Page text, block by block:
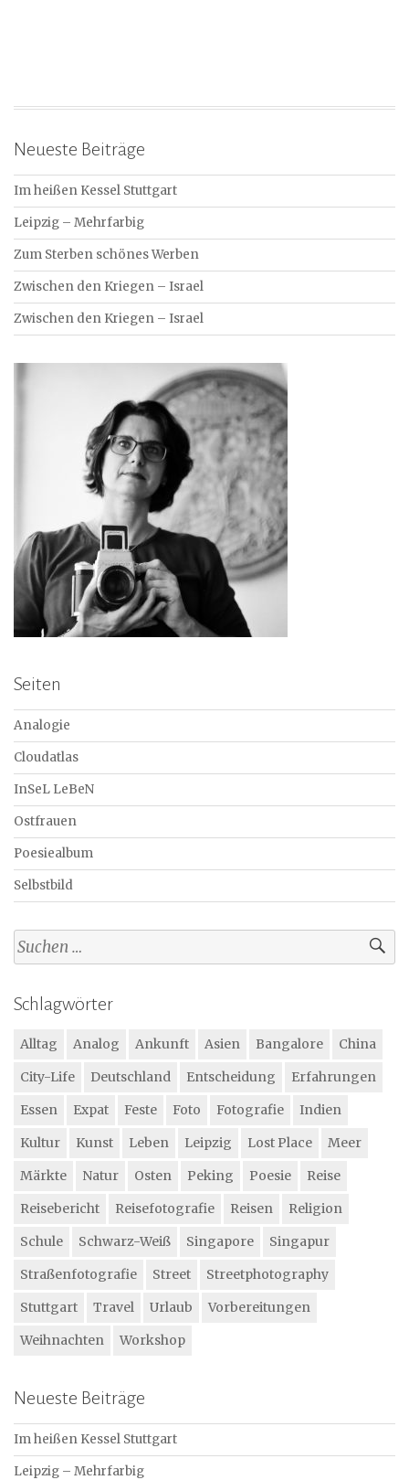
Neueste Beiträge
Im heißen Kessel Stuttgart
Leipzig – Mehrfarbig
Zum Sterben schönes Werben
Zwischen den Kriegen – Israel
Zwischen den Kriegen – Israel
Seiten
Analogie
Cloudatlas
InSeL LeBeN
Ostfrauen
Poesiealbum
Selbstbild
Suchen
nach:
Schlagwörter
Alltag Analog Ankunft Asien Bangalore
China
City-Life
Deutschland Entscheidung
Erfahrungen
Essen
Expat Feste Foto Fotografie
Indien
Kultur
Kunst Leben Leipzig Lost Place
Meer
Märkte
Natur Osten Peking Poesie
Reise
Reisebericht
Reisefotografie Reisen
Religion
Schule
Schwarz-Weiß Singapore
Singapur
Straßenfotografie
Street
Streetphotography
Stuttgart
Travel Urlaub
Vorbereitungen
Weihnachten
Workshop
Neueste Beiträge
Im heißen Kessel Stuttgart
Leipzig – Mehrfarbig